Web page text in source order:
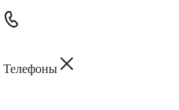
Телефоны